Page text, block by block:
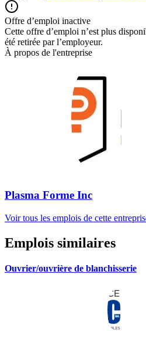
Offre d’emploi inactive
Cette offre d’emploi n’est plus
été retirée par l’employeur.
À propos de l'entreprise
Plasma Forme Inc
Voir tous les emplois de cette
Emplois similaires
Ouvrier/ouvrière de blanchisserie